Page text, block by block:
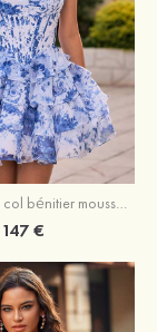
Robe trapèze col bénitier mousseline courte/mini robe de fête de la rentrée avec appliqué
147 €